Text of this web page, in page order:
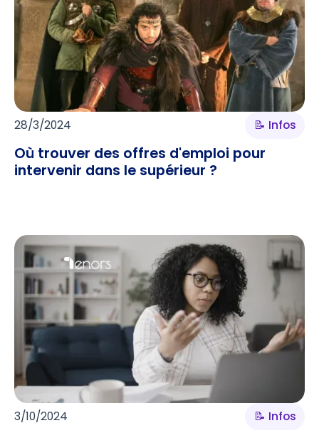
28/3/2024 📝 Infos
Où trouver des offres d'emploi pour
intervenir dans le supérieur ?
3/10/2024 📝 Infos